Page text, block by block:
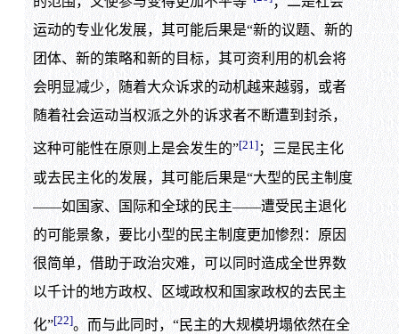
运动的专业化发展，其可能后果是“新的议题、新的
团体、新的策略和新的目标，其可资利用的机会将
会明显减少，随着大众诉求的动机越来越弱，或者
随着社会运动当权派之外的诉求者不断遭到封杀，
这种可能性在原则上是会发生的”[21]；三是民主化
或去民主化的发展，其可能后果是“大型的民主制度
——如国家、国际和全球的民主——遭受民主退化
的可能景象，要比小型的民主制度更加惨烈：原因
很简单，借助于政治灾难，可以同时造成全世界数
以千计的地方政权、区域政权和国家政权的去民主
化”[22]。而与此同时，“民主的大规模坍塌依然在全